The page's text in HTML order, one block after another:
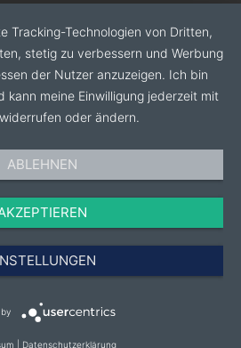
Tracking-Technologien von Dritten,
stetig zu verbessern und Werbung
der Nutzer anzuzeigen. Ich bin
meine Einwilligung jederzeit mit
oder ändern.
ABLEHNEN
Datenschutzerklärung